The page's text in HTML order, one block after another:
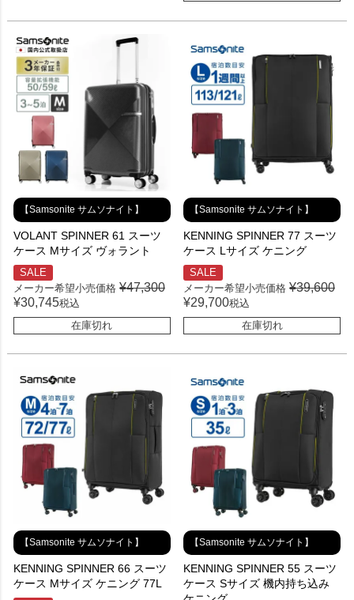
【Samsonite サムソナイト】
VOLANT SPINNER 61 スーツ
ケース Mサイズ ヴォラント
SALE
メーカー希望小売価格 ¥47,300
¥30,745税込
在庫切れ
【Samsonite サムソナイト】
KENNING SPINNER 77 スーツ
ケース Lサイズ ケニング
SALE
メーカー希望小売価格 ¥39,600
¥29,700税込
在庫切れ
【Samsonite サムソナイト】
KENNING SPINNER 66 スーツ
ケース Mサイズ ケニング 77L
【Samsonite サムソナイト】
KENNING SPINNER 55 スーツ
ケース Sサイズ 機内持ち込み